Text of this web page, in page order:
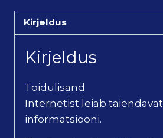
Kirjeldus
Kirjeldus
Toidulisand
Internetist leiab täiendavat
informatsiooni.